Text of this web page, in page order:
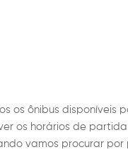
os ônibus disponíveis
os horários de
vamos procurar por